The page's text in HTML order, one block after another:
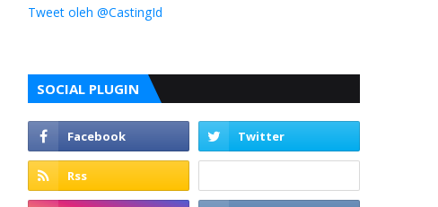
Tweet oleh @CastingId
SOCIAL PLUGIN